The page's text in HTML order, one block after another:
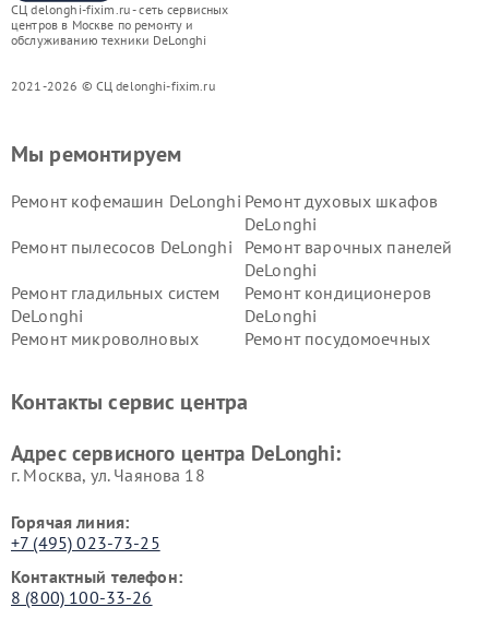
СЦ delonghi-fixim.ru - сеть сервисных
центров в Москве по ремонту и
обслуживанию техники DeLonghi
2021-2026 © СЦ delonghi-fixim.ru
Мы ремонтируем
Ремонт кофемашин DeLonghi Ремонт духовых шкафов
DeLonghi
Ремонт пылесосов DeLonghi
Ремонт варочных панелей
DeLonghi
Ремонт гладильных систем
DeLonghi
Ремонт кондиционеров
DeLonghi
Ремонт микроволновых
Ремонт посудомоечных
DeLonghi
DeLonghi
Контакты сервис центра
Адрес сервисного центра DeLonghi:
г. Москва, ул. Чаянова 18
Горячая линия:
+7 (495) 023-73-25
Контактный телефон:
8 (800) 100-33-26